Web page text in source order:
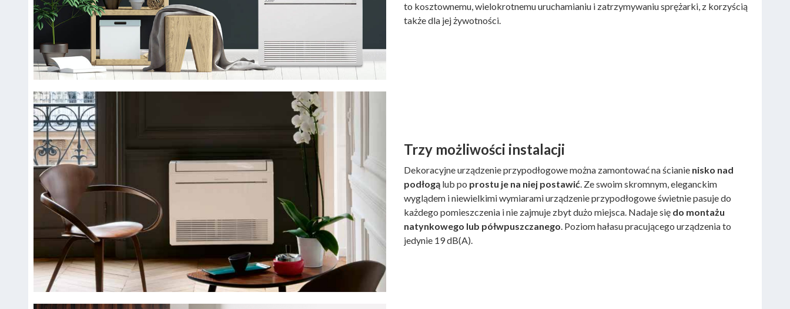
to kosztownemu, wielokrotnemu uruchamianiu i zatrzymywaniu sprężarki, z korzyścią
także dla jej żywotności.
Trzy możliwości instalacji
Dekoracyjne urządzenie przypodłogowe można zamontować na ścianie nisko nad
podłogą lub po prostu je na niej postawić. Ze swoim skromnym, eleganckim
wyglądem i niewielkimi wymiarami urządzenie przypodłogowe świetnie pasuje do
każdego pomieszczenia i nie zajmuje zbyt dużo miejsca. Nadaje się do montażu
natynkowego lub półwpuszczanego. Poziom hałasu pracującego urządzenia to
jedynie 19 dB(A).